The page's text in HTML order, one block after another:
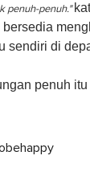
penuh-penuh."
sendiri di
penuh